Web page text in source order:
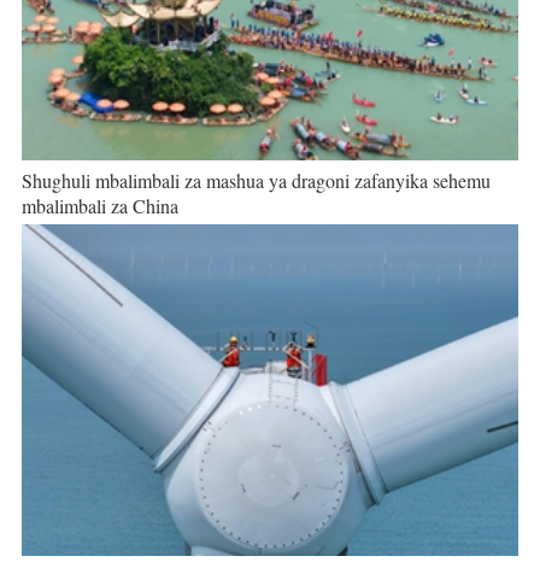
Shughuli mbalimbali za mashua ya dragoni zafanyika sehemu
mbalimbali za China